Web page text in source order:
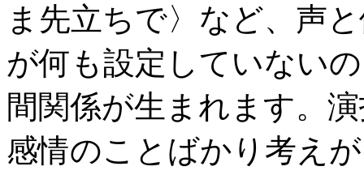
ま先立ちで〉など、声
が何も設定していない
間関係が生まれます。
感情のことばかり考え